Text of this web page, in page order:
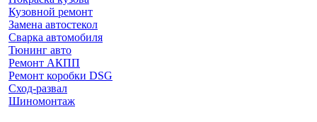
Кузовной ремонт
Замена автостекол
Сварка автомобиля
Тюнинг авто
Ремонт АКПП
Ремонт коробки DSG
Сход-развал
Шиномонтаж